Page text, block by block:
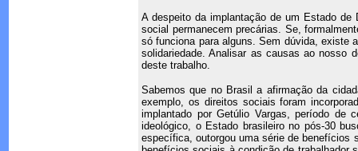
A despeito da implantação de um Estado
social permanecem precárias. Se,
só funciona para alguns. Sem dúvida, existe
solidariedade. Analisar as causas ao nosso
deste trabalho.
Sabemos que no Brasil a afirmação da
exemplo, os direitos sociais foram
implantado por Getúlio Vargas, período de
ideológico, o Estado brasileiro no pós-30
específica, outorgou uma série de benefícios